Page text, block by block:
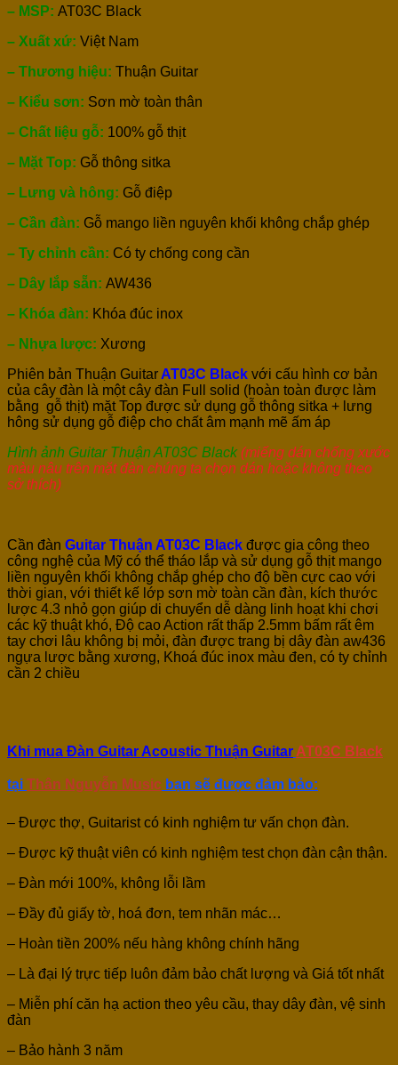
– MSP: AT03C Black
– Xuất xứ: Việt Nam
– Thương hiệu: Thuận Guitar
– Kiểu sơn: Sơn mờ toàn thân
– Chất liệu gỗ: 100% gỗ thịt
– Mặt Top: Gỗ thông sitka
– Lưng và hông: Gỗ điệp
– Cần đàn: Gỗ mango liền nguyên khối không chắp ghép
– Ty chỉnh cần: Có ty chống cong cần
– Dây lắp sẵn: AW436
– Khóa đàn: Khóa đúc inox
– Nhựa lược: Xương
Phiên bản Thuận GuitarAT03C Black với cấu hình cơ bản
của cây đàn là một cây đàn Full solid (hoàn toàn được làm
bằng gỗ thịt) mặt Top được sử dụng gỗ thông sitka + lưng
hông sử dụng gỗ điệp cho chất âm mạnh mẽ ấm áp
Hình ảnh Guitar Thuận AT03C Black(miếng dán chống xước
màu nâu trên mặt đàn chúng ta chọn dán hoặc không theo
sở thích)
Cần đàn Guitar Thuận AT03C Black được gia công theo
công nghệ của Mỹ có thể tháo lắp và sử dụng gỗ thịt mango
liền nguyên khối không chắp ghép cho độ bền cực cao với
thời gian, với thiết kế lớp sơn mờ toàn cần đàn, kích thước
lược 4.3 nhỏ gọn giúp di chuyển dễ dàng linh hoạt khi chơi
các kỹ thuật khó, Độ cao Action rất thấp 2.5mm bấm rất êm
tay chơi lâu không bị mỏi, đàn được trang bị dây đàn aw436
ngựa lược bằng xương, Khoá đúc inox màu đen, có ty chỉnh
cần 2 chiều
Khi mua Đàn Guitar Acoustic Thuận Guitar AT03C Black
tại Thân Nguyễn Music bạn sẽ được đảm bảo:
– Được thợ, Guitarist có kinh nghiệm tư vấn chọn đàn.
– Được kỹ thuật viên có kinh nghiệm test chọn đàn cận thận.
– Đàn mới 100%, không lỗi lầm
– Đầy đủ giấy tờ, hoá đơn, tem nhãn mác…
– Hoàn tiền 200% nếu hàng không chính hãng
– Là đại lý trực tiếp luôn đảm bảo chất lượng và Giá tốt nhất
– Miễn phí căn hạ action theo yêu cầu, thay dây đàn, vệ sinh
đàn
– Bảo hành 3 năm